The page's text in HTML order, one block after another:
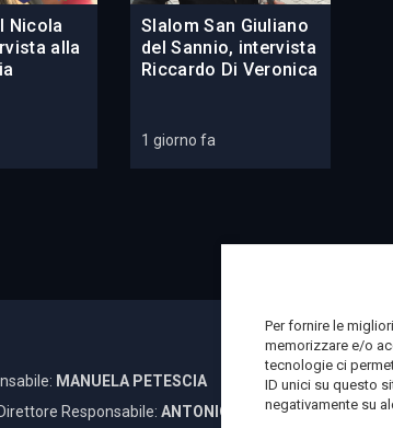
Per fornire le
memorizzare e/o
tecnologie ci
ID unici su questo
negativamente su
Nicola
alla
Slalom San Giuliano
del Sannio, intervista
Riccardo Di Veronica
1 giorno fa
MANUELA PETESCIA
Responsabile: ANTONIO DI LALLO